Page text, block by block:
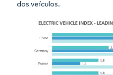
dos veículos.